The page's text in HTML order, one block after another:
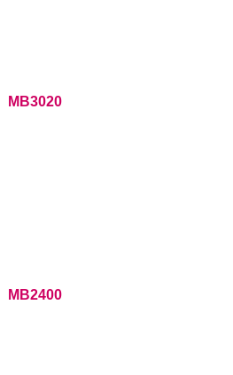
MB3020
MB2400